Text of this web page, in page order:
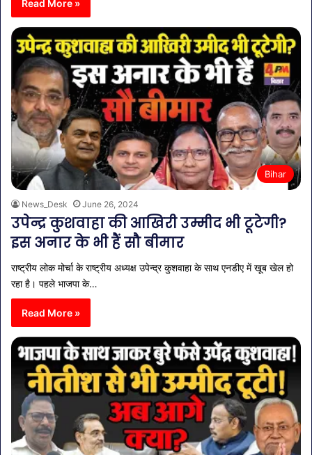
Read More »
Bihar
News_Desk June 26, 2024
उपेन्द्र कुशवाहा की आखिरी उम्मीद भी टूटेगी?
इस अनार के भी हैं सौ बीमार
राष्ट्रीय लोक मोर्चा के राष्ट्रीय अध्यक्ष उपेन्द्र कुशवाहा के साथ एनडीए में खूब खेल हो
रहा है। पहले भाजपा के…
Read More »